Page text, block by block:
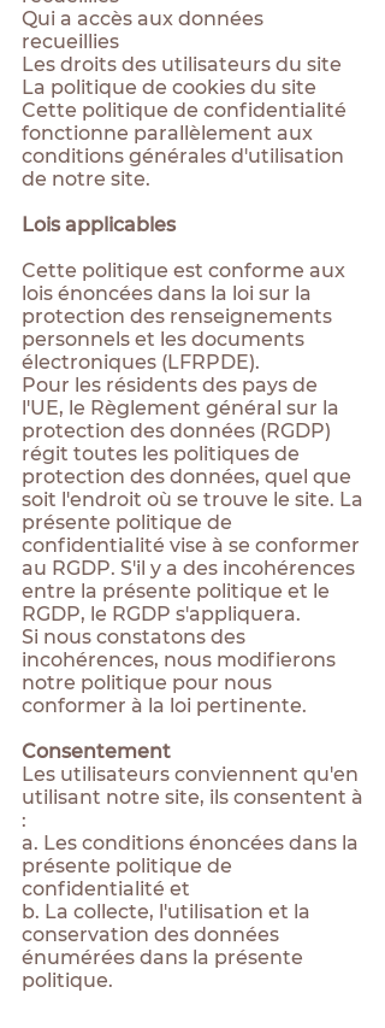
Qui a accès aux données
recueillies
Les droits des utilisateurs du site
La politique de cookies du site
Cette politique de confidentialité
fonctionne parallèlement aux
conditions générales d'utilisation
de notre site.
Lois applicables
Cette politique est conforme aux
lois énoncées dans la loi sur la
protection des renseignements
personnels et les documents
électroniques (LFRPDE).
Pour les résidents des pays de
l'UE, le Règlement général sur la
protection des données (RGDP)
régit toutes les politiques de
protection des données, quel que
soit l'endroit où se trouve le site. La
présente politique de
confidentialité vise à se conformer
au RGDP. S'il y a des incohérences
entre la présente politique et le
RGDP, le RGDP s'appliquera.
Si nous constatons des
incohérences, nous modifierons
notre politique pour nous
conformer à la loi pertinente.
Consentement
Les utilisateurs conviennent qu'en
utilisant notre site, ils consentent à
:
a. Les conditions énoncées dans la
présente politique de
confidentialité et
b. La collecte, l'utilisation et la
conservation des données
énumérées dans la présente
politique.